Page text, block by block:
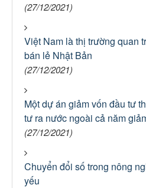
(27/12/2021)
Việt Nam là thị trường quan
bán lẻ Nhật Bản
(27/12/2021)
Một dự án giảm vốn đầu tư
tư ra nước ngoài cả năm
(27/12/2021)
Chuyển đổi số trong nông
yếu